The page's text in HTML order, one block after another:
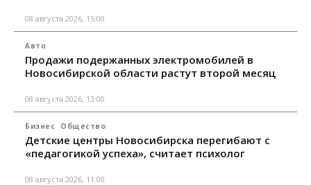
08 августа 2026, 15:00
Авто
Продажи подержанных электромобилей в
Новосибирской области растут второй месяц
08 августа 2026, 13:00
Бизнес Общество
Детские центры Новосибирска перегибают с
«педагогикой успеха», считает психолог
08 августа 2026, 11:00